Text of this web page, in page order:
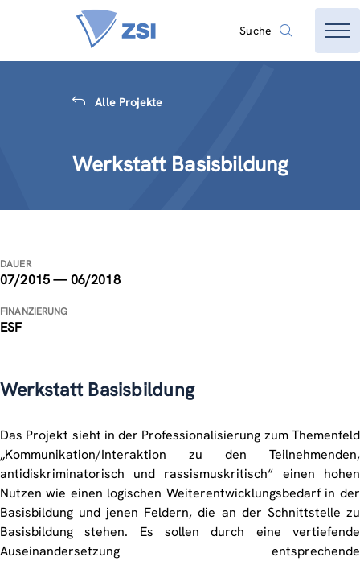
Suche
Alle Projekte
Werkstatt Basisbildung
DAUER
07/2015 — 06/2018
FINANZIERUNG
ESF
Werkstatt Basisbildung
Das Projekt sieht in der Professionalisierung zum Themenfeld
„Kommunikation/Interaktion zu den Teilnehmenden,
antidiskriminatorisch und rassismuskritisch“ einen hohen
Nutzen wie einen logischen Weiterentwicklungsbedarf in der
Basisbildung und jenen Feldern, die an der Schnittstelle zu
Basisbildung stehen. Es sollen durch eine vertiefende
Auseinandersetzung entsprechende